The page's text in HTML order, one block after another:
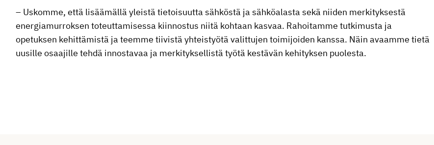
– Uskomme, että lisäämällä yleistä tietoisuutta sähköstä ja sähköalasta sekä niiden merkityksestä
energiamurroksen toteuttamisessa kiinnostus niitä kohtaan kasvaa. Rahoitamme tutkimusta ja
opetuksen kehittämistä ja teemme tiivistä yhteistyötä valittujen toimijoiden kanssa. Näin avaamme tietä
uusille osaajille tehdä innostavaa ja merkityksellistä työtä kestävän kehityksen puolesta.